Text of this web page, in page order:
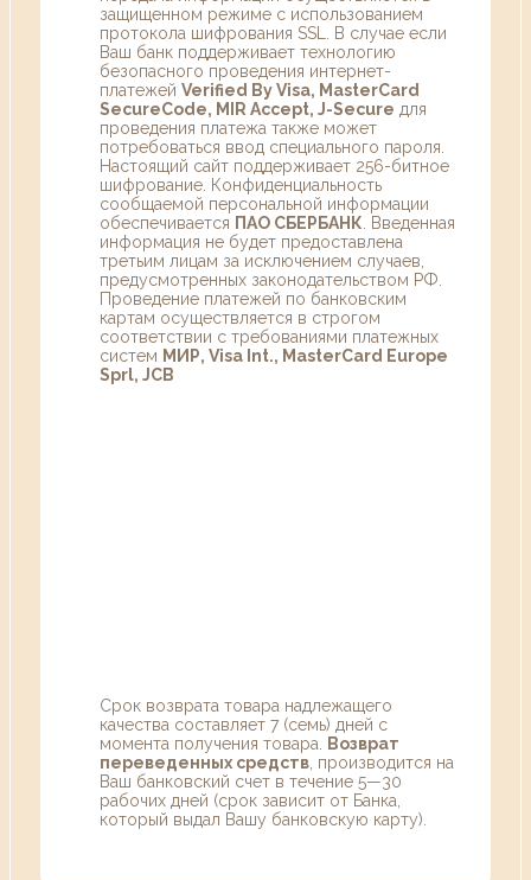
защищенном режиме с использованием
протокола шифрования SSL. В случае если
Ваш банк поддерживает технологию
безопасного проведения интернет-
платежей Verified By Visa, MasterCard
SecureCode, MIR Accept, J-Secure для
проведения платежа также может
потребоваться ввод специального пароля.
Настоящий сайт поддерживает 256-битное
шифрование. Конфиденциальность
сообщаемой персональной информации
обеспечивается ПАО СБЕРБАНК . Введенная
информация не будет предоставлена
третьим лицам за исключением случаев,
предусмотренных законодательством РФ.
Проведение платежей по банковским
картам осуществляется в строгом
соответствии с требованиями платежных
систем МИР, Visa Int., MasterCard Europe
Sprl, JCB
Срок возврата товара надлежащего
качества составляет 7 (семь) дней с
момента получения товара.
Возврат
переведенных средств , производится на
Ваш банковский счет в течение 5—30
рабочих дней (срок зависит от Банка,
который выдал Вашу банковскую карту).